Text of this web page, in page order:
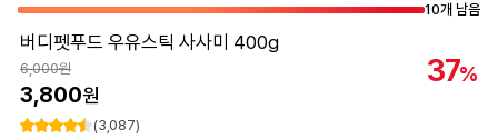
10개 남음
버디펫푸드 우유스틱 사사미 400g
6,000원 37%
3,800원
(3,087)